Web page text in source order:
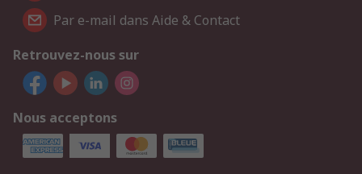
Par e-mail dans Aide & Contact
Retrouvez-nous sur
Nous acceptons